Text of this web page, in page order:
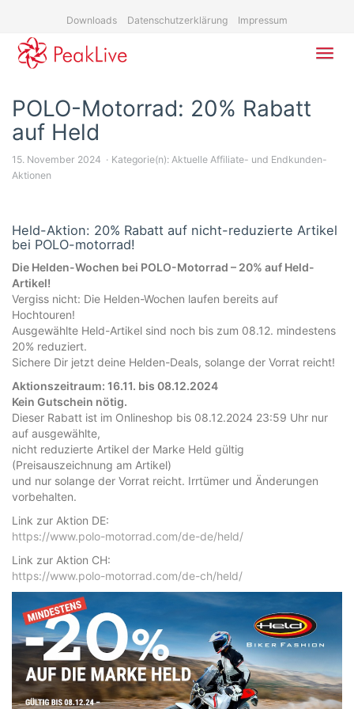
content
Downloads Datenschutzerklärung Impressum
POLO-Motorrad: 20% Rabatt
auf Held
15. November 2024 Kategorie(n): Aktuelle Affiliate- und Endkunden-
Aktionen
Held-Aktion: 20% Rabatt auf nicht-reduzierte Artikel
bei POLO-motorrad!
Die Helden-Wochen bei POLO-Motorrad – 20% auf Held-
Artikel!
Vergiss nicht: Die Helden-Wochen laufen bereits auf
Hochtouren!
Ausgewählte Held-Artikel sind noch bis zum 08.12. mindestens
20% reduziert.
Sichere Dir jetzt deine Helden-Deals, solange der Vorrat reicht!
Aktionszeitraum: 16.11. bis 08.12.2024
Kein Gutschein nötig.
Dieser Rabatt ist im Onlineshop bis 08.12.2024 23:59 Uhr nur
auf ausgewählte,
nicht reduzierte Artikel der Marke Held gültig
(Preisauszeichnung am Artikel)
und nur solange der Vorrat reicht. Irrtümer und Änderungen
vorbehalten.
Link zur Aktion DE:
https://www.polo-motorrad.com/de-de/held/
Link zur Aktion CH:
https://www.polo-motorrad.com/de-ch/held/